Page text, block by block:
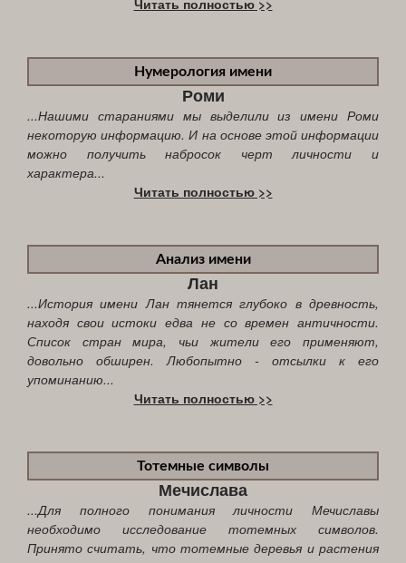
Нумерология имени
Роми
...Нашими стараниями мы выделили из имени Роми
некоторую информацию. И на основе этой информации
можно получить набросок черт личности и
характера...
Читать полностью >>
Анализ имени
Лан
...История имени Лан тянется глубоко в древность,
находя свои истоки едва не со времен античности.
Список стран мира, чьи жители его применяют,
довольно обширен. Любопытно - отсылки к его
упоминанию...
Читать полностью >>
Тотемные символы
Мечислава
...Для полного понимания личности Мечиславы
необходимо исследование тотемных символов.
Принято считать, что тотемные деревья и растения